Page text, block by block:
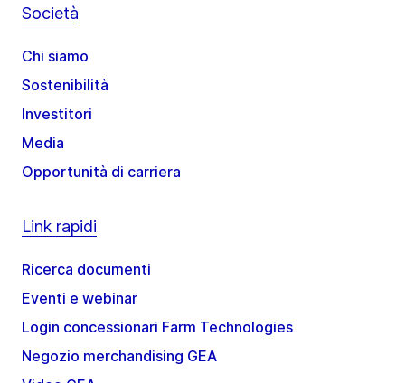
Società
Chi siamo
Sostenibilità
Investitori
Media
Opportunità di carriera
Link rapidi
Ricerca documenti
Eventi e webinar
Login concessionari Farm Technologies
Negozio merchandising GEA